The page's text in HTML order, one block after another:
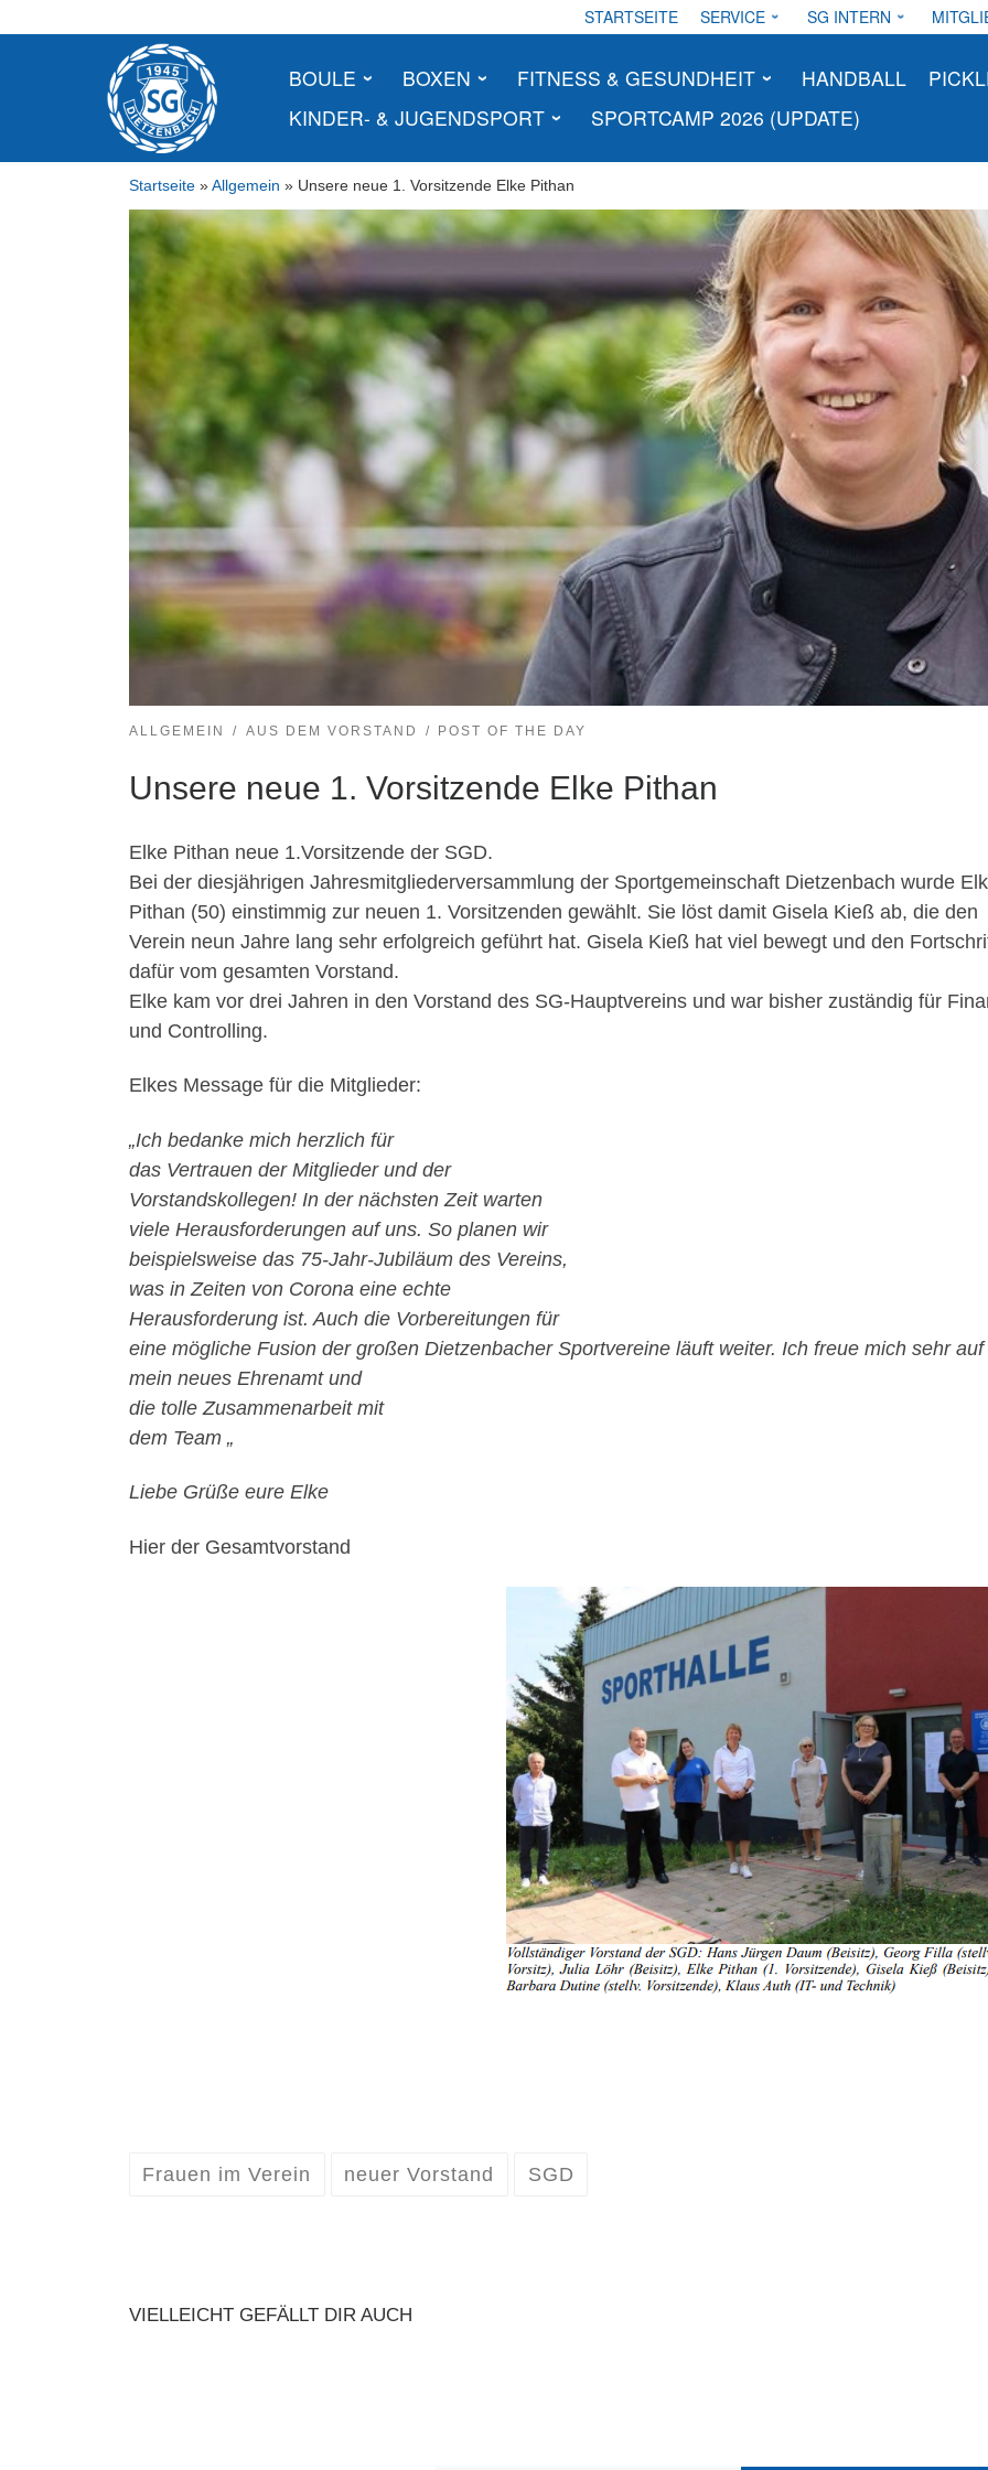
to
STARTSEITE SERVICE SG INTERN
BOULE BOXEN FITNESS & GESUNDHEIT HANDBALL
KINDER- & JUGENDSPORT
SPORTCAMP 2026 (UPDATE)
Startseite »Allgemein » Unsere neue 1. Vorsitzende Elke Pithan
ALLGEMEIN AUS DEM VORSTAND POST OF THE DAY
Unsere neue 1. Vorsitzende Elke Pithan
Elke Pithan neue 1.Vorsitzende der SGD.
Bei der diesjährigen Jahresmitgliederversammlung der Sportgemeinschaft Dietzenbach wurde
Pithan (50) einstimmig zur neuen 1. Vorsitzenden gewählt. Sie löst damit Gisela Kieß ab, die den
Verein neun Jahre lang sehr erfolgreich geführt hat. Gisela Kieß hat viel bewegt und den
dafür vom gesamten Vorstand.
Elke kam vor drei Jahren in den Vorstand des SG-Hauptvereins und war bisher zuständig für
und Controlling.
Elkes Message für die Mitglieder:
„Ich bedanke mich herzlich für
das Vertrauen der Mitglieder und der
Vorstandskollegen! In der nächsten Zeit warten
viele Herausforderungen auf uns. So planen wir
beispielsweise das 75-Jahr-Jubiläum des Vereins,
was in Zeiten von Corona eine echte
Herausforderung ist. Auch die Vorbereitungen für
eine mögliche Fusion der großen Dietzenbacher Sportvereine läuft weiter. Ich freue mich sehr auf
mein neues Ehrenamt und
die tolle Zusammenarbeit mit
dem Team „
Liebe Grüße eure Elke
Hier der Gesamtvorstand
Frauen im Verein neuer Vorstand SGD
VIELLEICHT GEFÄLLT DIR AUCH